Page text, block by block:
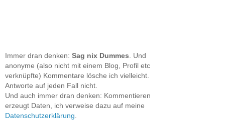
Immer dran denken: Sag nix Dummes. Und
anonyme (also nicht mit einem Blog, Profil etc
verknüpfte) Kommentare lösche ich vielleicht.
Antworte auf jeden Fall nicht.
Und auch immer dran denken: Kommentieren
erzeugt Daten, ich verweise dazu auf meine
Datenschutzerklärung.